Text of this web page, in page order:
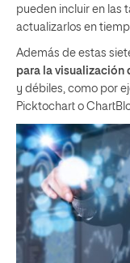
pueden incluir en las
actualizarlos en
Además de estas
para la visualización
y débiles, como por
Picktochart o